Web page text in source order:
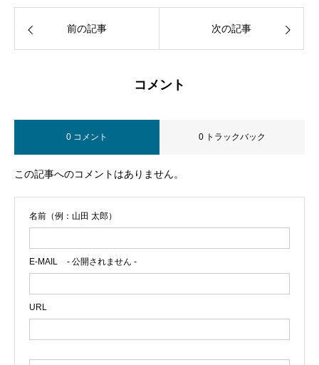
前の記事 次の記事
コメント
0 コメント 0 トラックバック
この記事へのコメントはありません。
名前（例：山田 太郎）
E-MAIL - 公開されません -
URL